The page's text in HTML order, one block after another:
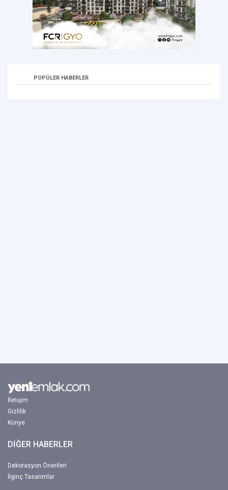
POPÜLER HABERLER
İletişim
Gizlilik
Künye
DİĞER HABERLER
Dekorasyon Önerileri
İlginç Tasarımlar